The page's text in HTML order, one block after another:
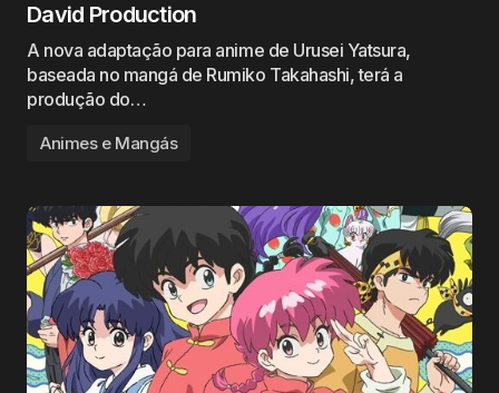
David Production
A nova adaptação para anime de Urusei Yatsura,
baseada no mangá de Rumiko Takahashi, terá a
produção do…
Animes e Mangás